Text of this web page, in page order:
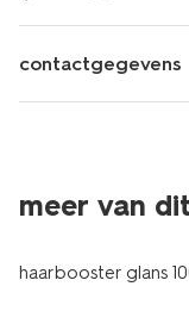
contactgegevens
meer van dit
haarbooster glans